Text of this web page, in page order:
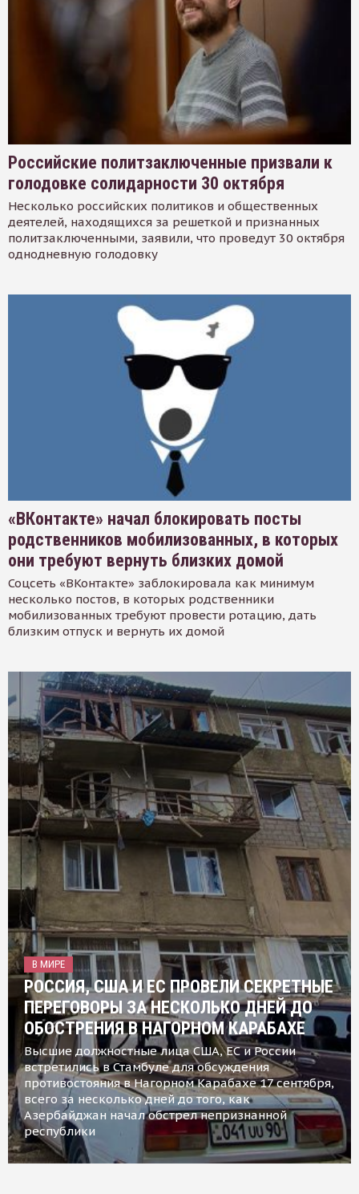
Российские политзаключенные призвали к
голодовке солидарности 30 октября
Несколько российских политиков и общественных
деятелей, находящихся за решеткой и признанных
политзаключенными, заявили, что проведут 30 октября
однодневную голодовку
«ВКонтакте» начал блокировать посты
родственников мобилизованных, в которых
они требуют вернуть близких домой
Соцсеть «ВКонтакте» заблокировала как минимум
несколько постов, в которых родственники
мобилизованных требуют провести ротацию, дать
близким отпуск и вернуть их домой
В МИРЕ
РОССИЯ, США И ЕС ПРОВЕЛИ СЕКРЕТНЫЕ
ПЕРЕГОВОРЫ ЗА НЕСКОЛЬКО ДНЕЙ ДО
ОБОСТРЕНИЯ В НАГОРНОМ КАРАБАХЕ
Высшие должностные лица США, ЕС и России
встретились в Стамбуле для обсуждения
противостояния в Нагорном Карабахе 17 сентября,
всего за несколько дней до того, как
Азербайджан начал обстрел непризнанной
республики